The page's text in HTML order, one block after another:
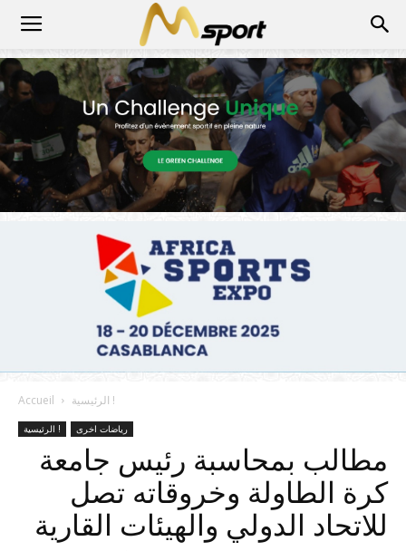
Accueil الرئيسية !
الرئيسية ! رياضات اخرى
مطالب بمحاسبة رئيس جامعة
كرة الطاولة وخروقاته تصل
للاتحاد الدولي والهيئات القارية